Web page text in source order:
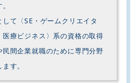
て〈SE・ゲームクリエイタ
医療ビジネス〉系の資格の取得
民間企業就職のために専門分野
す。